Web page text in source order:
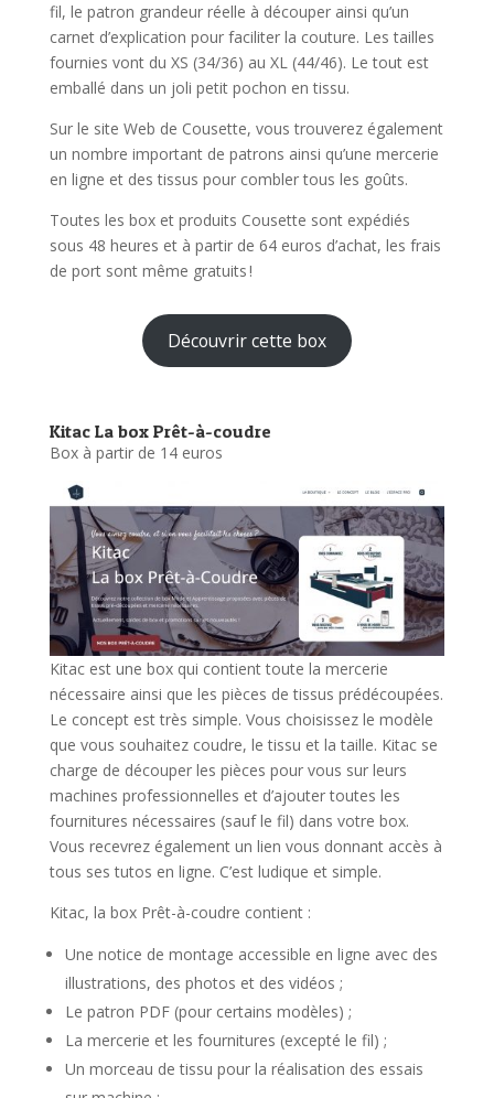
fil, le patron grandeur réelle à découper ainsi qu’un
carnet d’explication pour faciliter la couture. Les tailles
fournies vont du XS (34/36) au XL (44/46). Le tout est
emballé dans un joli petit pochon en tissu.
Sur le site Web de Cousette, vous trouverez également
un nombre important de patrons ainsi qu’une mercerie
en ligne et des tissus pour combler tous les goûts.
Toutes les box et produits Cousette sont expédiés
sous 48 heures et à partir de 64 euros d’achat, les frais
de port sont même gratuits !
Découvrir cette box
Kitac La box Prêt-à-coudre
Box à partir de 14 euros
Kitac est une box qui contient toute la mercerie
nécessaire ainsi que les pièces de tissus prédécoupées.
Le concept est très simple. Vous choisissez le modèle
que vous souhaitez coudre, le tissu et la taille. Kitac se
charge de découper les pièces pour vous sur leurs
machines professionnelles et d’ajouter toutes les
fournitures nécessaires (sauf le fil) dans votre box.
Vous recevrez également un lien vous donnant accès à
tous ses tutos en ligne. C’est ludique et simple.
Kitac, la box Prêt-à-coudre contient :
Une notice de montage accessible en ligne avec des
illustrations, des photos et des vidéos ;
Le patron PDF (pour certains modèles) ;
La mercerie et les fournitures (excepté le fil) ;
Un morceau de tissu pour la réalisation des essais